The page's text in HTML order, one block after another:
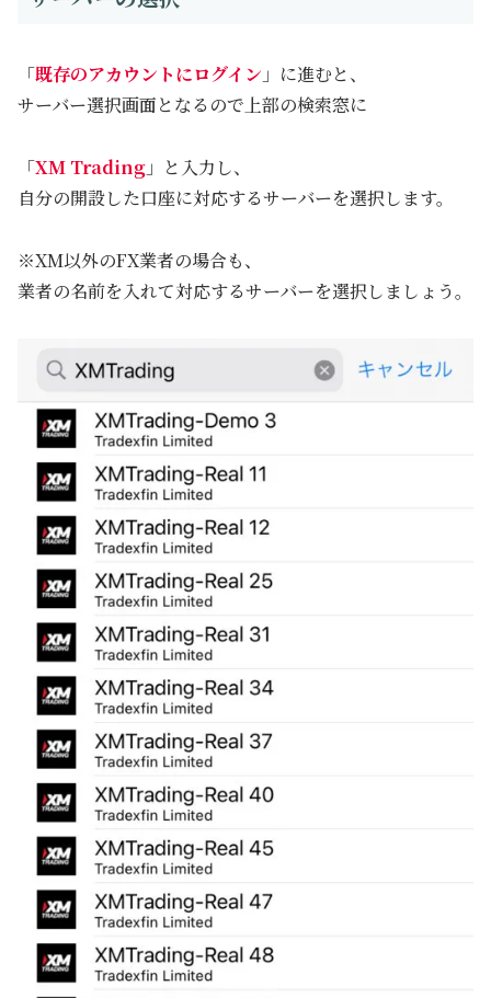
「既存のアカウントにログイン 」に進むと、
サーバー選択画面となるので上部の検索窓に
「XM Trading 」と入力し、
自分の開設した口座に対応するサーバーを選択します。
※XM以外のFX業者の場合も、
業者の名前を入れて対応するサーバーを選択しましょう。